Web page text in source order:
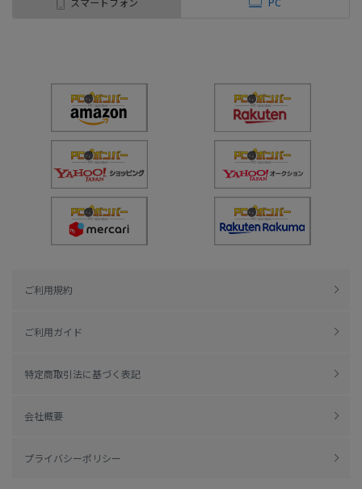
ご利用規約
ご利用ガイド
特定商取引法に基づく表記
会社概要
プライバシーポリシー